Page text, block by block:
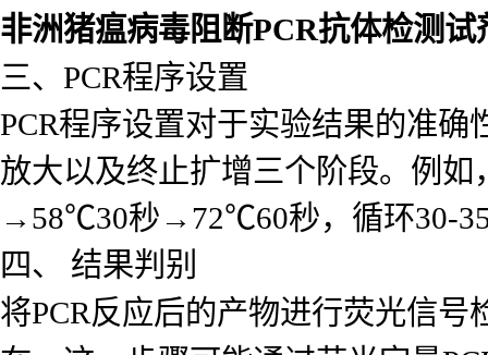
非洲猪瘟病毒阻断PCR抗体检测试
三、PCR程序设置
PCR程序设置对于实验结果的准
放大以及终止扩增三个阶段。例
→58℃30秒→72℃60秒，循环30-
四、 结果判别
将PCR反应后的产物进行荧光信